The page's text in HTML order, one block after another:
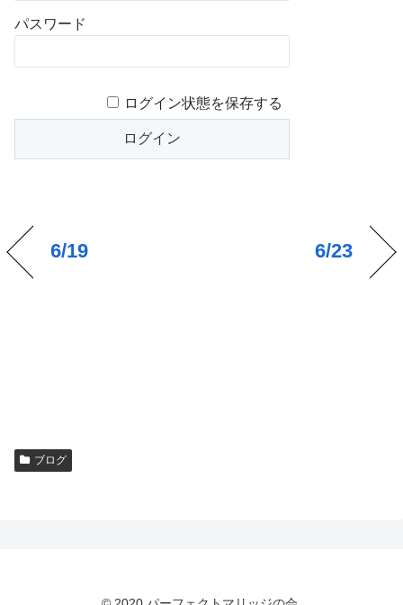
パスワード
ログイン状態を保存する
6/19 6/23
ブログ